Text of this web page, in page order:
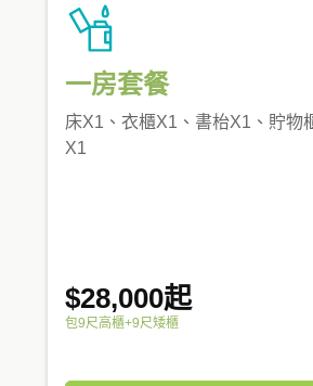
一房套餐
床X1、衣櫃X1、書枱X1、貯物
X1
$28,000起
包9尺高櫃+9尺矮櫃